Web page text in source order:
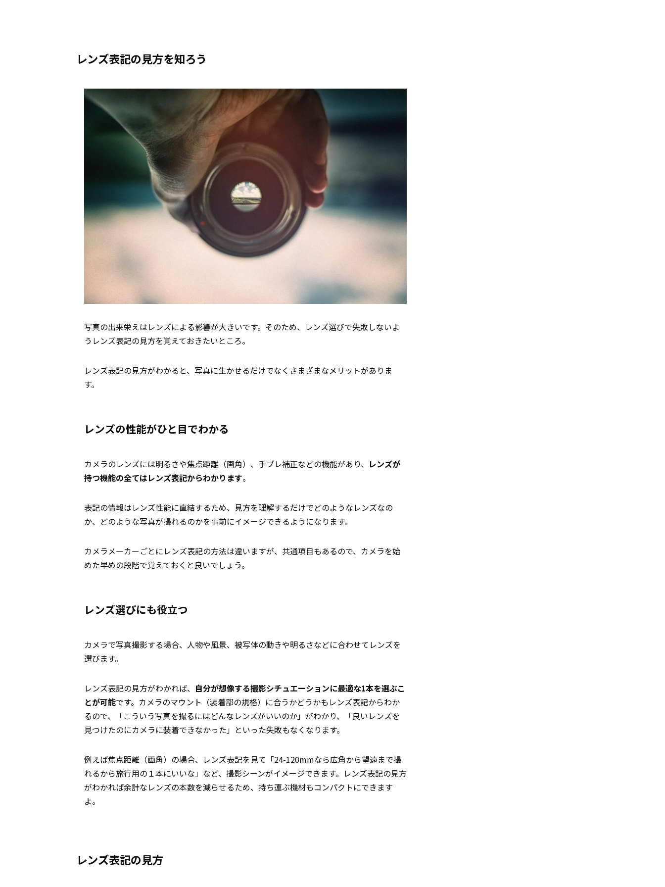
レンズ表記の見方を知ろう
写真の出来栄えはレンズによる影響が大きいです。そのため、レンズ選びで失敗しないよ
うレンズ表記の見方を覚えておきたいところ。
レンズ表記の見方がわかると、写真に生かせるだけでなくさまざまなメリットがありま
す。
レンズの性能がひと目でわかる
カメラのレンズには明るさや焦点距離（画角）、手ブレ補正などの機能があり、 レンズが
持つ機能の全てはレンズ表記からわかります。
表記の情報はレンズ性能に直結するため、見方を理解するだけでどのようなレンズなの
か、どのような写真が撮れるのかを事前にイメージできるようになります。
カメラメーカーごとにレンズ表記の方法は違いますが、共通項目もあるので、カメラを始
めた早めの段階で覚えておくと良いでしょう。
レンズ選びにも役立つ
カメラで写真撮影する場合、人物や風景、被写体の動きや明るさなどに合わせてレンズを
選びます。
レンズ表記の見方がわかれば、 自分が想像する撮影シチュエーションに最適な1本を選ぶこ
とが可能です。カメラのマウント（装着部の規格）に合うかどうかもレンズ表記からわか
るので、「こういう写真を撮るにはどんなレンズがいいのか」がわかり、「良いレンズを
見つけたのにカメラに装着できなかった」といった失敗もなくなります。
例えば焦点距離（画角）の場合、レンズ表記を見て「24-120mmなら広角から望遠まで撮
れるから旅行用の１本にいいな」など、撮影シーンがイメージできます。レンズ表記の見方
がわかれば余計なレンズの本数を減らせるため、持ち運ぶ機材もコンパクトにできます
よ。
レンズ表記の見方